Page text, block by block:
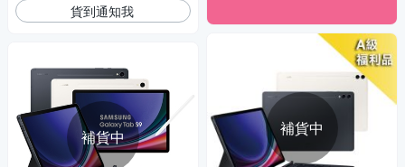
貨到通知我
補貨中 補貨中